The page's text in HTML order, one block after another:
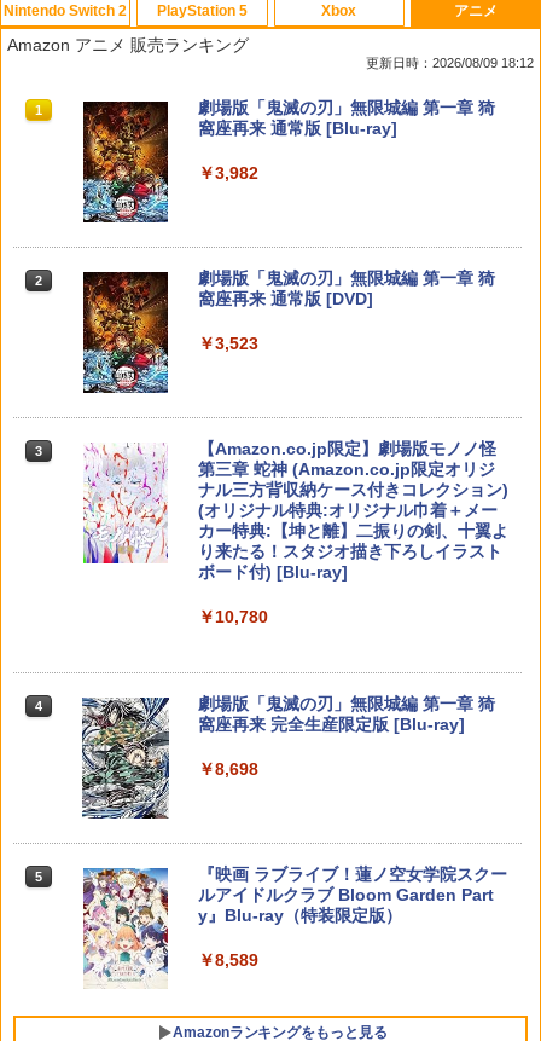
1
【楽天ブックス限定特典】ドンキーコン
グ バナンザ(「スーパーマリオ」ステッ
￥7,902
￥7,979
￥8,118
amiibo すりみ連合セット[フウカ【レイ
ダース】/ウツホ【レイダース】/マンタ
ロー【レイダース】]（スプラトゥーンシ
リーズ）
【特典】進撃の巨人3 Switch2版(【早
期購入封入特典】DLC)
1
【中古】PS5ドラゴンクエストVII Rei
magined
￥4,890
￥4,940
【8/11まで！抽選で最大全額ポイントバ
ック】 【日本語説明書付き】 Brook Wi
ngman NS ウィングマン NS Lite コンバ
PS5 XBOX Elite コントローラー用 Swit
【特典】Starsand Island（スターサン
￥5,965
1
【中古】ぼくとシムのまち リゾートに元
気をとりもどそう! (特典無し)
Switch2 ケース 即納 スイッチ2 Nintend
グケース 新型 ジョイコン ソフト ケーブ
ルなど 収納可能 ギフト プレゼント シン
プル 無地 黒 ピンク 黄色 赤 青 送料無料
￥1,100
3
Switch2 ケース 即納 パステルカラー か
わいい Nintendo スイッチ2 対応 スイッ
チ スイッチツー ニンテンドー カバー ポ
ーチ ストラップ 新型 ジョイコン ソフト
ケーブル 収納可能 クリスマス ギフト プ
レゼント 送料無料
￥2,100
￥2,480
ALSHOCK 4) ジェット・ブラック 【メ
ーカー生産終了】
￥3,720
1
デザート・ローズ 砂の薔薇 雪の黙示録
【Blu-ray】 [ 新谷かおる ]
￥4,400
￥4,976
ルパン三世 VS 名探偵コナン【Blu-ray】
[ 栗田貫一 ]
￥5,104
【中古】【Blu−ray】交響詩篇エウレカ
産 ブックレット付 / 京田知己【監督】
Nintendo Switch 2
1
スプラトゥーン レイダース|オンライン
コード版
￥5,832
2 スプラトゥーン レイダース -Switch2
3 Nintendo Switch 2(日本語・国内専用)
￥55,491
ニンテンドープリペイド番号 9000円|オ
ンラインコード版
￥9,000
ニンテンドープリペイド番号 5000円|オ
ンラインコード版
PlayStation 5
1
PlayStation 5 デジタル・エディション
日本語専用 Console Language: Japan
2
Beast of Reincarnation -PS5 【特典】
プロダクトコード 封入
￥7,286
3
【純正品】ディスクドライブ(CFI-ZDD1
J) PlayStation 5
￥11,849
トローラー ミッドナイト ブラック(CFI-
【純正品】DualSense ワイヤレスコン
￥10,737
Xbox
1
【純正品】Xbox ワイヤレス コントロー
ラー + USB-C® ケーブル
￥8,300
ラー (ロボット ホワイト)
3
￥8,020
【純正品】Xbox 充電式バッテリー + US
B-C ケーブル
￥2,618
【国内正規品】Thrustmaster スラスト
S5、PS5 Pro、Xbox One、Xbox Serie
￥14,141
アニメ
Amazon アニメ 販売ランキング
更新日時：2026/08/09 18:12
1
劇場版「鬼滅の刃」無限城編 第一章 猗
窩座再来 通常版 [Blu-ray]
￥3,982
2
劇場版「鬼滅の刃」無限城編 第一章 猗
窩座再来 通常版 [DVD]
￥3,523
3
【Amazon.co.jp限定】劇場版モノノ怪
第三章 蛇神 (Amazon.co.jp限定オリジ
ナル三方背収納ケース付きコレクション)
(オリジナル特典:オリジナル巾着＋メー
カー特典:【坤と離】二振りの剣、十翼よ
り来たる！スタジオ描き下ろしイラスト
ボード付) [Blu-ray]
￥10,780
4
劇場版「鬼滅の刃」無限城編 第一章 猗
窩座再来 完全生産限定版 [Blu-ray]
￥8,698
5
『映画 ラブライブ！蓮ノ空女学院スクー
ルアイドルクラブ Bloom Garden Part
y』Blu-ray（特装限定版）
￥8,589
Amazonランキングをもっと見る